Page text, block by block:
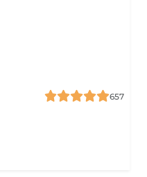
657